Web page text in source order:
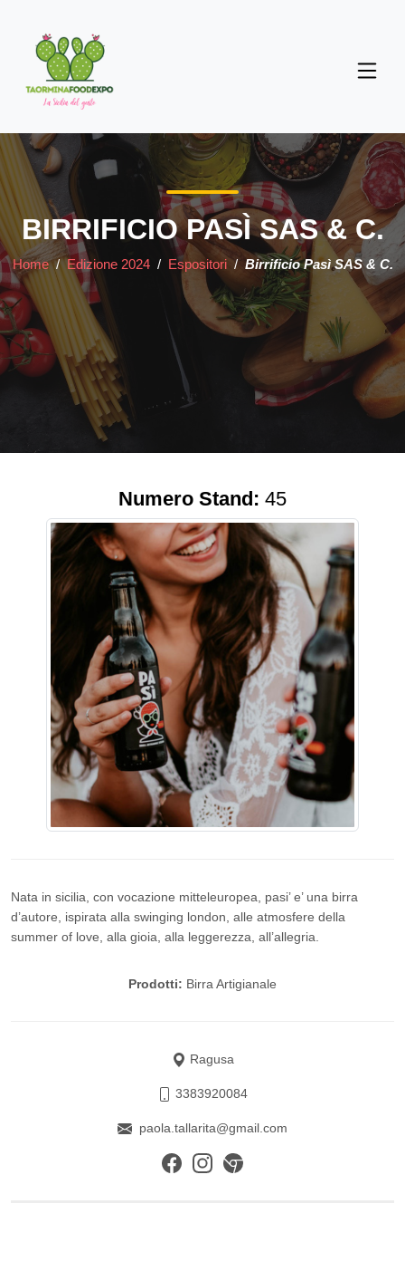
BIRRIFICIO PASÌ SAS & C.
Home / Edizione 2024 / Espositori / Birrificio Pasì SAS & C.
Numero Stand: 45
Nata in sicilia, con vocazione mitteleuropea, pasi’ e’ una birra
d’autore, ispirata alla swinging london, alle atmosfere della
summer of love, alla gioia, alla leggerezza, all’allegria.
Prodotti: Birra Artigianale
Ragusa
3383920084
paola.tallarita@gmail.com